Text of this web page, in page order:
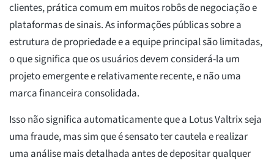
clientes, prática comum em muitos robôs de negociação e
plataformas de sinais. As informações públicas sobre a
estrutura de propriedade e a equipe principal são limitadas,
o que significa que os usuários devem considerá-la um
projeto emergente e relativamente recente, e não uma
marca financeira consolidada.
Isso não significa automaticamente que a Lotus Valtrix seja
uma fraude, mas sim que é sensato ter cautela e realizar
uma análise mais detalhada antes de depositar qualquer